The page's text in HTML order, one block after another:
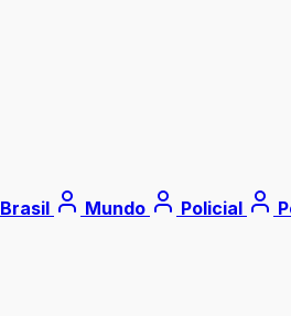
Brasil Mundo Policial